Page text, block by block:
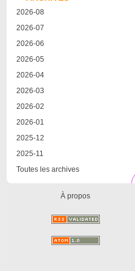
2026-08
2026-07
2026-06
2026-05
2026-04
2026-03
2026-02
2026-01
2025-12
2025-11
Toutes les archives
À propos